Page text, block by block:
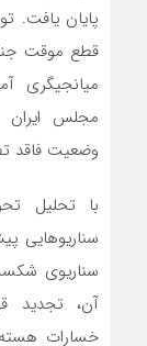
پایان یافت.
قطع موقت
میانجیگری
مجلس ایران
وضعیت فاقد
با تحلیل
سناریوهایی
سناریوی
آن، تجدید
خسارات